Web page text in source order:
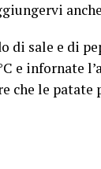
di sale e di
e infornate
che le patate